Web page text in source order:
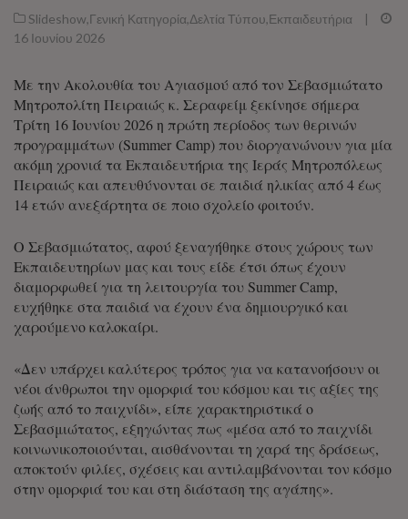
Slideshow,Γενική Κατηγορία,Δελτία Τύπου,Εκπαιδευτήρια
|
16 Ιουνίου 2026
Με την Ακολουθία του Αγιασμού από τον Σεβασμιώτατο
Μητροπολίτη Πειραιώς κ. Σεραφείμ ξεκίνησε σήμερα
Τρίτη 16 Ιουνίου 2026 η πρώτη περίοδος των θερινών
προγραμμάτων (Summer Camp) που διοργανώνουν για μία
ακόμη χρονιά τα Εκπαιδευτήρια της Ιεράς Μητροπόλεως
Πειραιώς και απευθύνονται σε παιδιά ηλικίας από 4 έως
14 ετών ανεξάρτητα σε ποιο σχολείο φοιτούν.
Ο Σεβασμιώτατος, αφού ξεναγήθηκε στους χώρους των
Εκπαιδευτηρίων μας και τους είδε έτσι όπως έχουν
διαμορφωθεί για τη λειτουργία του Summer Camp,
ευχήθηκε στα παιδιά να έχουν ένα δημιουργικό και
χαρούμενο καλοκαίρι.
«Δεν υπάρχει καλύτερος τρόπος για να κατανοήσουν οι
νέοι άνθρωποι την ομορφιά του κόσμου και τις αξίες της
ζωής από το παιχνίδι», είπε χαρακτηριστικά ο
Σεβασμιώτατος, εξηγώντας πως «μέσα από το παιχνίδι
κοινωνικοποιούνται, αισθάνονται τη χαρά της δράσεως,
αποκτούν φιλίες, σχέσεις και αντιλαμβάνονται τον κόσμο
στην ομορφιά του και στη διάσταση της αγάπης».